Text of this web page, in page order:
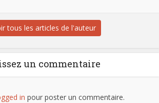
tous les articles de l'auteur
un commentaire
in pour poster un commentaire.